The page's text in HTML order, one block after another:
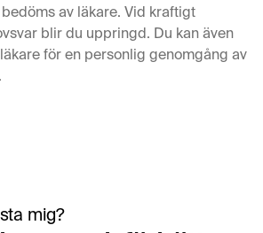
av läkare. Vid kraftigt
blir du uppringd. Du kan även
för en personlig genomgång av
mig?